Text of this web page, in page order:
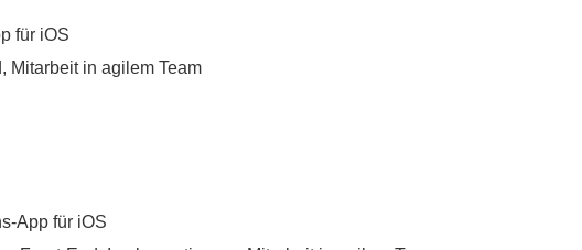
für iOS
Mitarbeit in agilem Team
App für iOS